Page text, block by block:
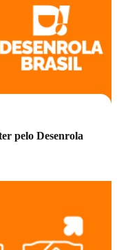
pelo Desenrola